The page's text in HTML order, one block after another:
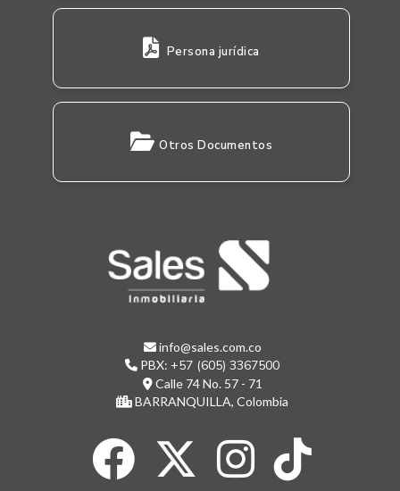
Persona jurídica
Otros Documentos
info@sales.com.co
PBX: +57 (605) 3367500
Calle 74 No. 57 - 71
BARRANQUILLA, Colombia